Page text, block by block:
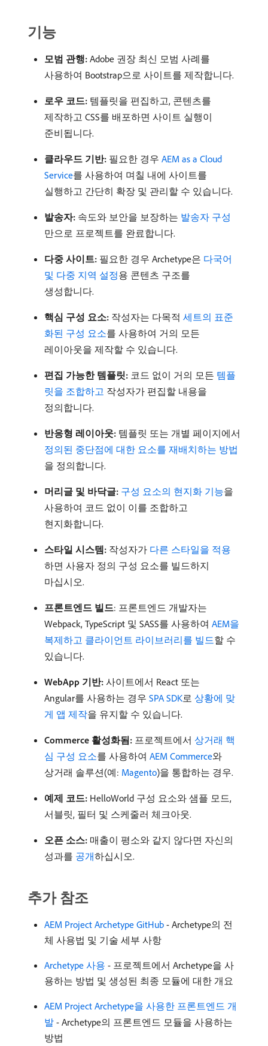
기능
모범 관행: Adobe 권장 최신 모범 사례를
사용하여 Bootstrap으로 사이트를 제작합니다.
로우 코드: 템플릿을 편집하고, 콘텐츠를
제작하고 CSS를 배포하면 사이트 실행이
준비됩니다.
클라우드 기반: 필요한 경우 AEM as a Cloud
Service를 사용하여 며칠 내에 사이트를
실행하고 간단히 확장 및 관리할 수 있습니다.
발송자: 속도와 보안을 보장하는 발송자 구성
만으로 프로젝트를 완료합니다.
다중 사이트: 필요한 경우 Archetype은 다국어
및 다중 지역 설정용 콘텐츠 구조를
생성합니다.
핵심 구성 요소: 작성자는 다목적 세트의 표준
화된 구성 요소를 사용하여 거의 모든
레이아웃을 제작할 수 있습니다.
편집 가능한 템플릿: 코드 없이 거의 모든 템플
릿을 조합하고 작성자가 편집할 내용을
정의합니다.
반응형 레이아웃: 템플릿 또는 개별 페이지에서
정의된 중단점에 대한 요소를 재배치하는 방법
을 정의합니다.
머리글 및 바닥글: 구성 요소의 현지화 기능을
사용하여 코드 없이 이를 조합하고
현지화합니다.
스타일 시스템: 작성자가 다른 스타일을 적용
하면 사용자 정의 구성 요소를 빌드하지
마십시오.
프론트엔드 빌드: 프론트엔드 개발자는
Webpack, TypeScript 및 SASS를 사용하여 AEM을
복제하고 클라이언트 라이브러리를 빌드할 수
있습니다.
WebApp 기반: 사이트에서 React 또는
Angular를 사용하는 경우 SPA SDK로 상황에 맞
게 앱 제작을 유지할 수 있습니다.
Commerce 활성화됨: 프로젝트에서 상거래 핵
심 구성 요소를 사용하여 AEM Commerce와
상거래 솔루션(예: Magento)을 통합하는 경우.
예제 코드: HelloWorld 구성 요소와 샘플 모드,
서블릿, 필터 및 스케줄러 체크아웃.
오픈 소스: 매출이 평소와 같지 않다면 자신의
성과를 공개하십시오.
추가 참조
AEM Project Archetype GitHub - Archetype의 전
체 사용법 및 기술 세부 사항
Archetype 사용 - 프로젝트에서 Archetype을 사
용하는 방법 및 생성된 최종 모듈에 대한 개요
AEM Project Archetype을 사용한 프론트엔드 개
발 - Archetype의 프론트엔드 모듈을 사용하는
방법